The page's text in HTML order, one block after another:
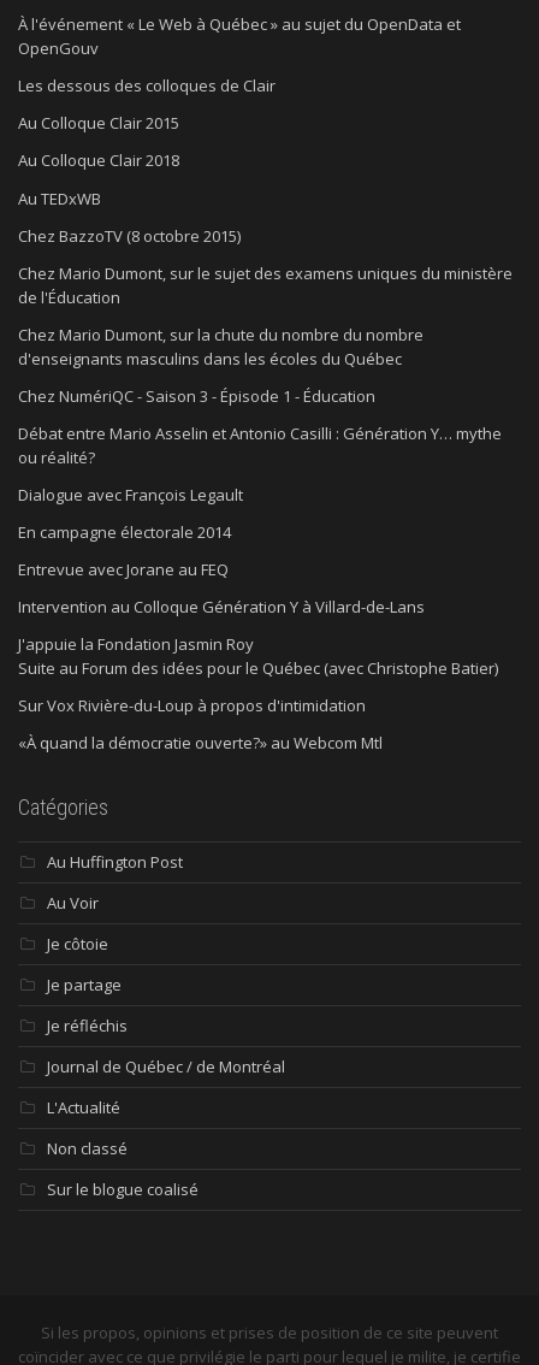
À l'événement « Le Web à Québec » au sujet du OpenData et
OpenGouv
Les dessous des colloques de Clair
Au Colloque Clair 2015
Au Colloque Clair 2018
Au TEDxWB
Chez BazzoTV (8 octobre 2015)
Chez Mario Dumont, sur le sujet des examens uniques du ministère
de l'Éducation
Chez Mario Dumont, sur la chute du nombre du nombre
d'enseignants masculins dans les écoles du Québec
Chez NumériQC - Saison 3 - Épisode 1 - Éducation
Débat entre Mario Asselin et Antonio Casilli : Génération Y… mythe
ou réalité?
Dialogue avec François Legault
En campagne électorale 2014
Entrevue avec Jorane au FEQ
Intervention au Colloque Génération Y à Villard-de-Lans
J'appuie la Fondation Jasmin Roy
Suite au Forum des idées pour le Québec (avec Christophe Batier)
Sur Vox Rivière-du-Loup à propos d'intimidation
«À quand la démocratie ouverte?» au Webcom Mtl
Catégories
Au Huffington Post
Au Voir
Je côtoie
Je partage
Je réfléchis
Journal de Québec / de Montréal
L'Actualité
Non classé
Sur le blogue coalisé
Si les propos, opinions et prises de position de ce site peuvent
coïncider avec ce que privilégie le parti pour lequel je milite, je certifie